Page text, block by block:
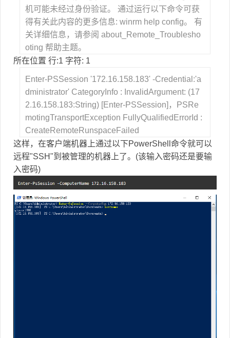
机可能未经过身份验证。 通过运行以下命令可获
得有关此内容的更多信息: winrm help config。 有
关详细信息，请参阅 about_Remote_Troublesho
oting 帮助主题。
所在位置 行:1 字符: 1
Enter-PSSession '172.16.158.183' -Credential:'a
dministrator' CategoryInfo : InvalidArgument: (17
2.16.158.183:String) [Enter-PSSession]，PSRe
motingTransportException FullyQualifiedErrorId :
CreateRemoteRunspaceFailed
这样，在客户端机器上通过以下PowerShell命令就可以
远程"SSH"到被管理的机器上了。(该输入密码还是要输
入密码)